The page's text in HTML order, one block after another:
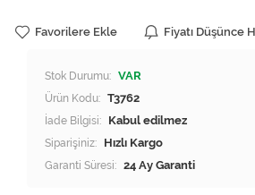
Favorilere Ekle Fiyatı Düşünce
Stok Durumu: VAR
Ürün Kodu: T3762
İade Bilgisi:
Siparişiniz: Hızlı Kargo
Garanti Süresi: 24 Ay Garanti